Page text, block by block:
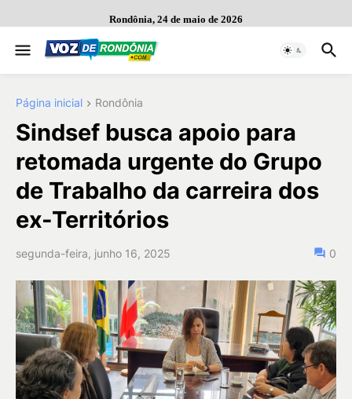
Rondônia, 24 de maio de 2026
Página inicial Rondônia
Sindsef busca apoio para
retomada urgente do Grupo
de Trabalho da carreira dos
ex-Territórios
segunda-feira, junho 16, 2025 0